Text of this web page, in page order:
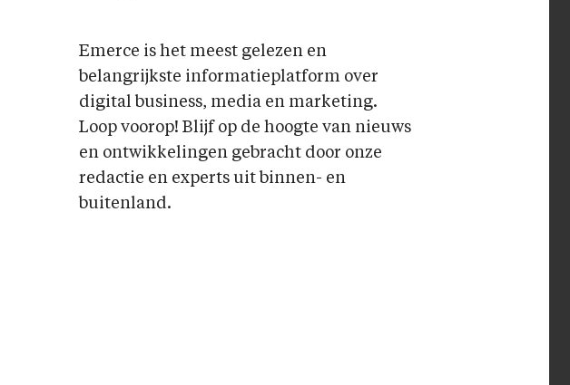
Emerce is het meest gelezen en
belangrijkste informatieplatform over
digital business, media en marketing.
Loop voorop! Blijf op de hoogte van nieuws
en ontwikkelingen gebracht door onze
redactie en experts uit binnen- en
buitenland.